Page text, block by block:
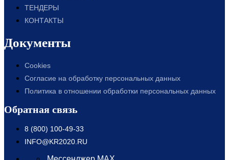
ТЕНДЕРЫ
КОНТАКТЫ
Документы
Cookies
Согласие на обработку персональных данных
Политика в отношении обработки персональных данных
Обратная связь
8 (800) 100-49-33
INFO@KR2020.RU